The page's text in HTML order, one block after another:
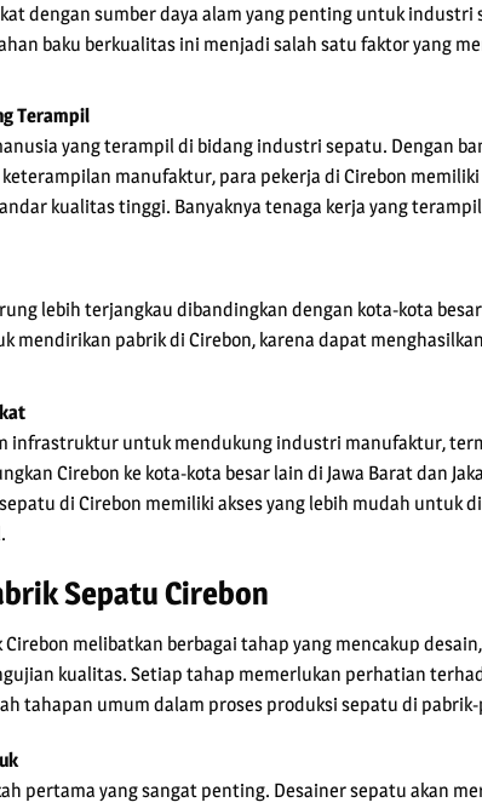
dengan sumber daya alam yang penting untuk
baku berkualitas ini menjadi salah satu faktor yang
Terampil
yang terampil di bidang industri sepatu. Dengan
manufaktur, para pekerja di Cirebon
kualitas tinggi. Banyaknya tenaga kerja yang
lebih terjangkau dibandingkan dengan kota-kota
mendirikan pabrik di Cirebon, karena dapat
infrastruktur untuk mendukung industri manufaktur,
Cirebon ke kota-kota besar lain di Jawa Barat dan
di Cirebon memiliki akses yang lebih mudah untuk
Sepatu Cirebon
melibatkan berbagai tahap yang mencakup
kualitas. Setiap tahap memerlukan perhatian
tahapan umum dalam proses produksi sepatu di
pertama yang sangat penting. Desainer sepatu akan